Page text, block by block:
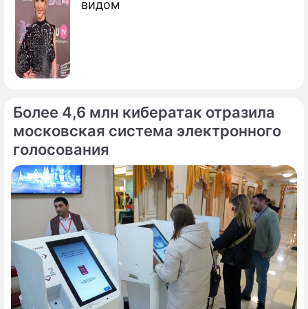
видом
Более 4,6 млн кибератак отразила
московская система электронного
голосования